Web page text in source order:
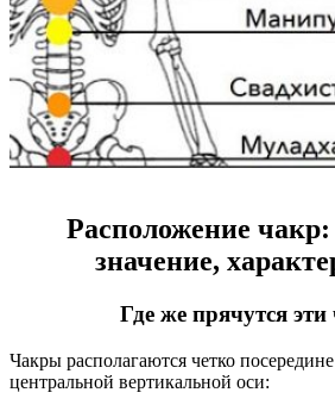
Расположение
значение,
Где же прячутся
Чакры располагаются четко
центральной вертикальной оси: